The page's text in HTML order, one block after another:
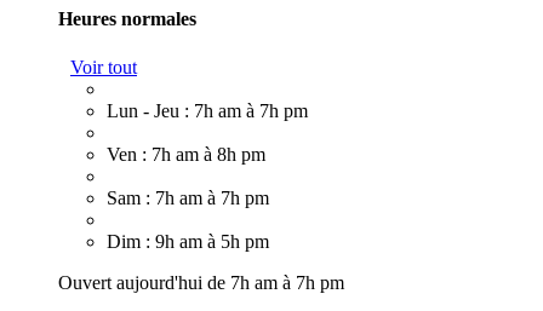
Heures normales
Voir tout
Lun - Jeu : 7h am à 7h pm
Ven : 7h am à 8h pm
Sam : 7h am à 7h pm
Dim : 9h am à 5h pm
Ouvert aujourd'hui de 7h am à 7h pm